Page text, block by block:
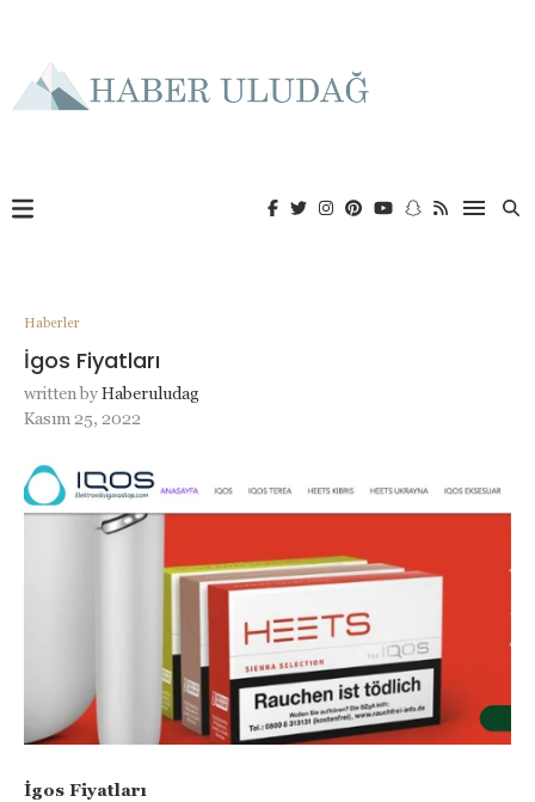
Haberler
İgos Fiyatları
written byHaberuludag
Kasım 25, 2022
İgos Fiyatları